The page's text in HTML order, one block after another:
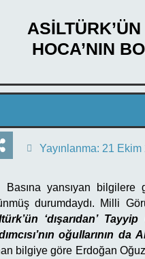
HOCA’NIN
Yayınlanma: 21 Ekim
Basına yansıyan
durumdaydı. Milli
‘dışarıdan’
oğullarının
bilgiye göre Erdoğan